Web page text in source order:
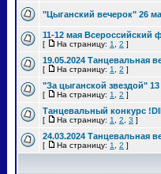
"Цыганский вечерок" 26
11-12 мая
[ На страницу: 1 2 ]
19.05.2024 Танцевальная
[ На страницу: 1 2 ]
"За цыганской звездой" 13
[ На страницу: 1 2 ]
Танцевальный конкурс
[ На страницу: 1 2 3 ]
24.03.2024 Танцевальная
[ На страницу: 1 2 ]